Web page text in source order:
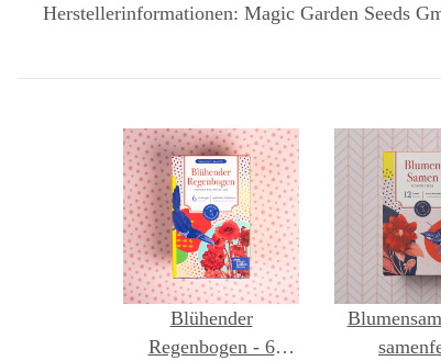
Herstellerinformationen: Magic Garden Seeds
Blühender
Regenbogen - 6